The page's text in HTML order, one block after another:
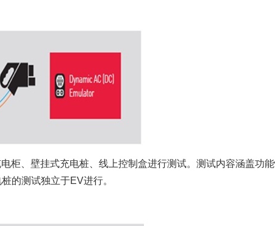
柜、壁挂式充电桩、线上控制盒进行测试。测试内容涵盖功
的测试独立于EV进行。